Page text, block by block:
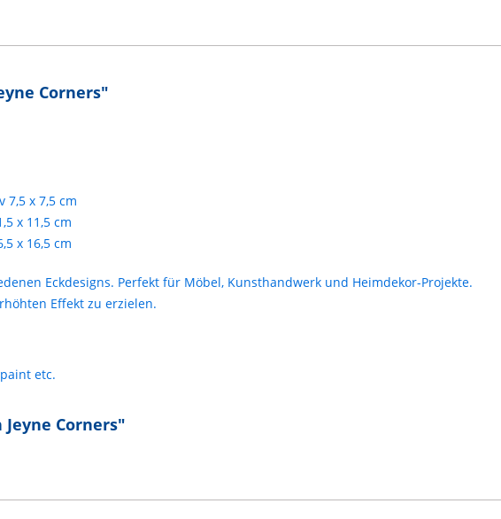
Corners"
7,5 x 7,5 cm
x 11,5 cm
x 16,5 cm
Eckdesigns. Perfekt für Möbel, Kunsthandwerk und Heimdekor-Projekte.
Effekt zu erzielen.
etc.
Corners"